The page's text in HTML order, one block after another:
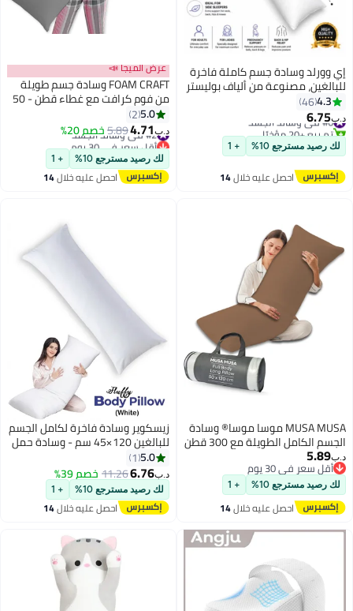
11
إي وورلد وسادة جسم كاملة فاخرة
للبالغين، مصنوعة من ألياف بوليستر
فائقة النعومة، قابلة للتنفس
ومثالية لمن ينامون على الجانب، مع
غطاء قطني فائق النعومة، متوفرة
بألوان متعددة، 120x45 بوصة.
4.3
46
د.ب‏6.75
#6 في وسائد الجسد
تم بيع +20 مؤخرًا
#6 في وسائد الجسد
لك رصيد مسترجع 10% + 1
احصل عليه خلال14
عرض الميجا 📣
FOAM CRAFT وسادة جسم طويلة
من فوم كرافت مع غطاء قطن - 50
x 140 سم - رمادي
5.0
2
د.ب‏4.71
5.89خصم 20% #2 في وسائد الجسد
أقل سعر في 30 يوم
#2 في وسائد الجسد
لك رصيد مسترجع 10% + 1
احصل عليه خلال14
MUSA MUSA موسا موسا® وسادة
الجسم الكامل الطويلة مع 300 قطن
TC - حشوة بوليستر قابلة للتنفس،
وسادة الحمل لدعم البطن، للنوم،
للنائمين على الجانب والظهر، وسادة
الأمومة (بني، 50 x 120 سم)
د.ب‏5.89
أقل سعر في 30 يوم
أقل سعر في 30 يوم
لك رصيد مسترجع 10% + 1
احصل عليه خلال14
زيسكوير وسادة فاخرة لكامل الجسم
للبالغين 120×45 سم - وسادة حمل
فائقة النعومة، وسادة دعم طويلة
للجسم لمن ينامون على الجانب،
حشوة من ألياف البوليستر قابلة
للتهوية مع غطاء من القطن، وسادة
عناق للنوم لدعم الظهر والرقبة
5.0
1
د.ب‏6.76
11.26خصم 39%
لك رصيد مسترجع 10% + 1
احصل عليه خلال14